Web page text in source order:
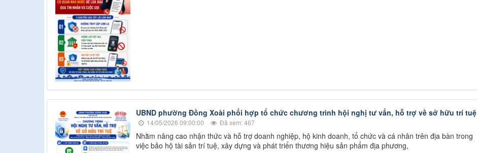
UBND phường Đồng Xoài phối hợp tổ chức chương trình hội nghị tư vấn, hỗ trợ về sở hữu trí tuệ
14/05/2026 09:00:00 Đã xem: 467
Nhằm nâng cao nhận thức và hỗ trợ doanh nghiệp, hộ kinh doanh, tổ chức và cá nhân trên địa bàn trong
việc bảo hộ tài sản trí tuệ, xây dựng và phát triển thương hiệu sản phẩm địa phương,